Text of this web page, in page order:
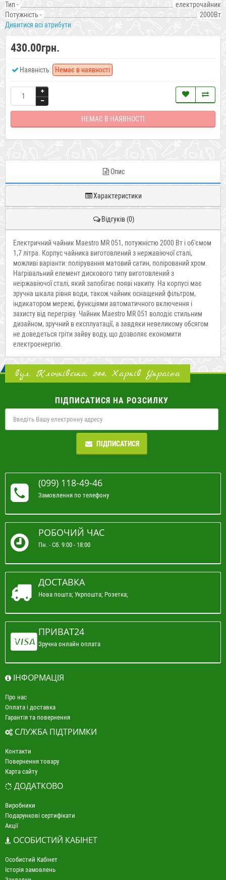
Тип -
електрочайник
Потужність -
2000Вт
Дивитися всі атрибути
430.00грн.
Наявність: Немає в наявності
НЕМАЄ В НАЯВНОСТІ
Опис
Характеристики
Відгуків (0)
Електричний чайник Maestro MR 051, потужністю 2000 Вт і об'ємом
1,7 літра. Корпус чайника виготовлений з нержавіючої сталі,
можливі варіанти: полірування матовий сатин, полірований хром.
Нагрівальний елемент дискового типу виготовлений з
неіржавіючої сталі, який запобігає появі накипу. На корпусі має
зручна шкала рівня води, також чайник оснащений фільтром,
індикатором мережі, функціями автоматичного включення і
захисту від перегріву. Чайник Maestro MR 051 володіє стильним
дизайном, зручний в експлуатації, а завдяки невеликому обсягом
не доведеться гріти зайву воду, що дозволяє економити
електроенергію.
вул. Клочківська, 244, Харків Україна
ПІДПИСАТИСЯ НА РОЗСИЛКУ
ПІДПИСАТИСЯ
(099) 118-49-46
Замовлення по телефону
РОБОЧИЙ ЧАС
Пн. - Сб. 9:00 - 18:00
ДОСТАВКА
Нова пошта; Укрпошта; Розетка;
ПРИВАТ24
Зручна онлайн оплата
ІНФОРМАЦІЯ
Про нас
Оплата і доставка
Гарантія та повернення
СЛУЖБА ПІДТРИМКИ
Контакти
Повернення товару
Карта сайту
ДОДАТКОВО
Виробники
Подарункові сертифікати
Акції
ОСОБИСТИЙ КАБІНЕТ
Особистий Кабінет
Історія замовлень